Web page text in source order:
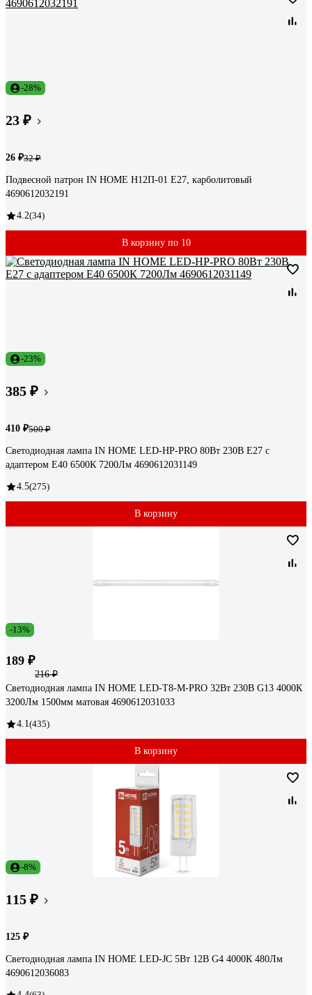
-28%
23 ₽
26 ₽32 ₽
Подвесной патрон IN HOME Н12П-01 Е27, карболитовый
4690612032191
4.2(34)
В корзину по 10
-23%
385 ₽
410 ₽500 ₽
Светодиодная лампа IN HOME LED-HP-PRO 80Вт 230В E27 с
адаптером Е40 6500К 7200Лм 4690612031149
4.5(275)
В корзину
-13%
189 ₽
216 ₽
Светодиодная лампа IN HOME LED-T8-М-PRO 32Вт 230В G13 4000К
3200Лм 1500мм матовая 4690612031033
4.1(435)
В корзину
-8%
115 ₽
125 ₽
Светодиодная лампа IN HOME LED-JC 5Вт 12В G4 4000К 480Лм
4690612036083